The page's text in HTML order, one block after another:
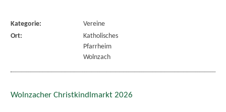
Kategorie:
Vereine
Ort:
Katholisches
Pfarrheim
Wolnzach
Wolnzacher Christkindlmarkt 2026